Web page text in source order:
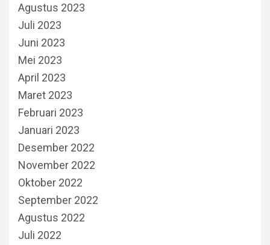
Agustus 2023
Juli 2023
Juni 2023
Mei 2023
April 2023
Maret 2023
Februari 2023
Januari 2023
Desember 2022
November 2022
Oktober 2022
September 2022
Agustus 2022
Juli 2022